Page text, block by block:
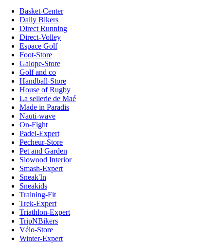
Basket-Center
Daily Bikers
Direct Running
Direct-Volley
Espace Golf
Foot-Store
Galope-Store
Golf and co
Handball-Store
House of Rugby
La sellerie de Maé
Made in Paradis
Nauti-wave
On-Fight
Padel-Expert
Pecheur-Store
Pet and Garden
Slowood Interior
Smash-Expert
Sneak'In
Sneakids
Training-Fit
Trek-Expert
Triathlon-Expert
TripNBikers
Vélo-Store
Winter-Expert